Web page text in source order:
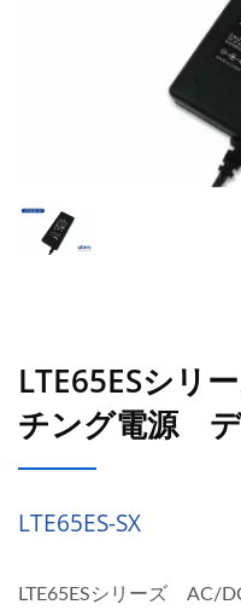
LTE65ESシリ
チング電源
LTE65ES-SX
LTE65ESシリーズ AC/